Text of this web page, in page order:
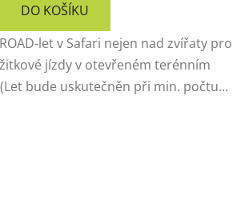
DO KOŠÍKU
let v Safari nejen nad zvířaty pro
jízdy v otevřeném terénním
bude uskutečněn při min. počtu...